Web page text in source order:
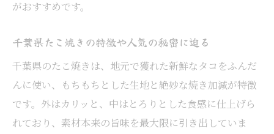
がおすすめです。
千葉県たこ焼きの特徴や人気の秘密に迫る
千葉県のたこ焼きは、地元で獲れた新鮮なタコをふんだ
んに使い、もちもちとした生地と絶妙な焼き加減が特徴
です。外はカリッと、中はとろりとした食感に仕上げら
れており、素材本来の旨味を最大限に引き出していま